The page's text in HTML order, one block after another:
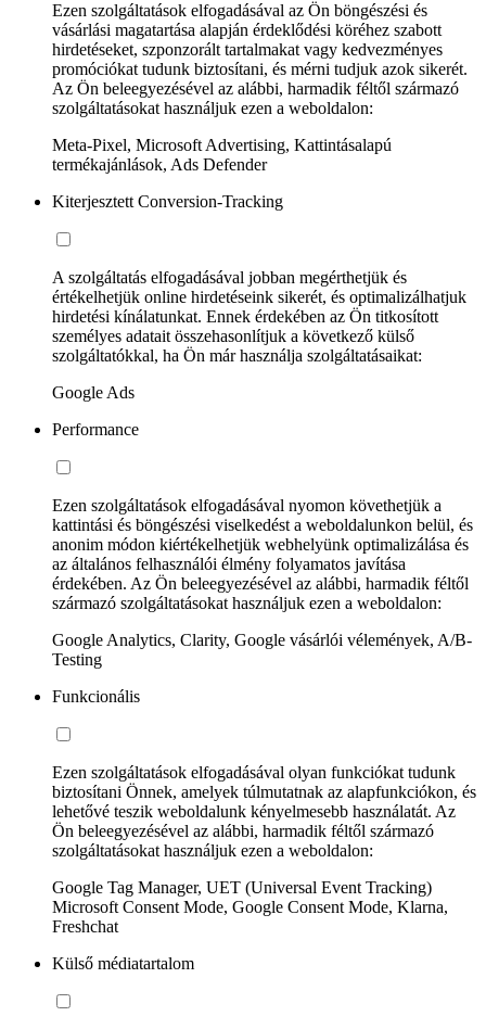
Ezen szolgáltatások elfogadásával az Ön böngészési és
vásárlási magatartása alapján érdeklődési köréhez szabott
hirdetéseket, szponzorált tartalmakat vagy kedvezményes
promóciókat tudunk biztosítani, és mérni tudjuk azok sikerét.
Az Ön beleegyezésével az alábbi, harmadik féltől származó
szolgáltatásokat használjuk ezen a weboldalon:
Meta-Pixel, Microsoft Advertising, Kattintásalapú
termékajánlások, Ads Defender
Kiterjesztett Conversion-Tracking
A szolgáltatás elfogadásával jobban megérthetjük és
értékelhetjük online hirdetéseink sikerét, és optimalizálhatjuk
hirdetési kínálatunkat. Ennek érdekében az Ön titkosított
személyes adatait összehasonlítjuk a következő külső
szolgáltatókkal, ha Ön már használja szolgáltatásaikat:
Google Ads
Performance
Ezen szolgáltatások elfogadásával nyomon követhetjük a
kattintási és böngészési viselkedést a weboldalunkon belül, és
anonim módon kiértékelhetjük webhelyünk optimalizálása és
az általános felhasználói élmény folyamatos javítása
érdekében. Az Ön beleegyezésével az alábbi, harmadik féltől
származó szolgáltatásokat használjuk ezen a weboldalon:
Google Analytics, Clarity, Google vásárlói vélemények, A/B-
Testing
Funkcionális
Ezen szolgáltatások elfogadásával olyan funkciókat tudunk
biztosítani Önnek, amelyek túlmutatnak az alapfunkciókon, és
lehetővé teszik weboldalunk kényelmesebb használatát. Az
Ön beleegyezésével az alábbi, harmadik féltől származó
szolgáltatásokat használjuk ezen a weboldalon:
Google Tag Manager, UET (Universal Event Tracking)
Microsoft Consent Mode, Google Consent Mode, Klarna,
Freshchat
Külső médiatartalom